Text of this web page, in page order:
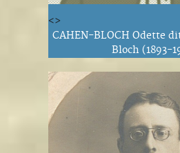
<>
CAHEN-BLOCH Odette
Bloch (1893-